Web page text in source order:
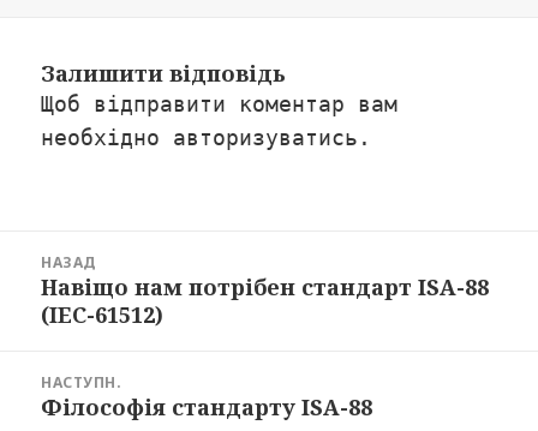
Залишити відповідь
Щоб відправити коментар вам
необхідно авторизуватись .
записів
НАЗАД
Попередній
запис:
Навіщо нам потрібен стандарт ISA-88
(IEC-61512)
НАСТУПН.
Наступний
Філософія стандарту ISA-88